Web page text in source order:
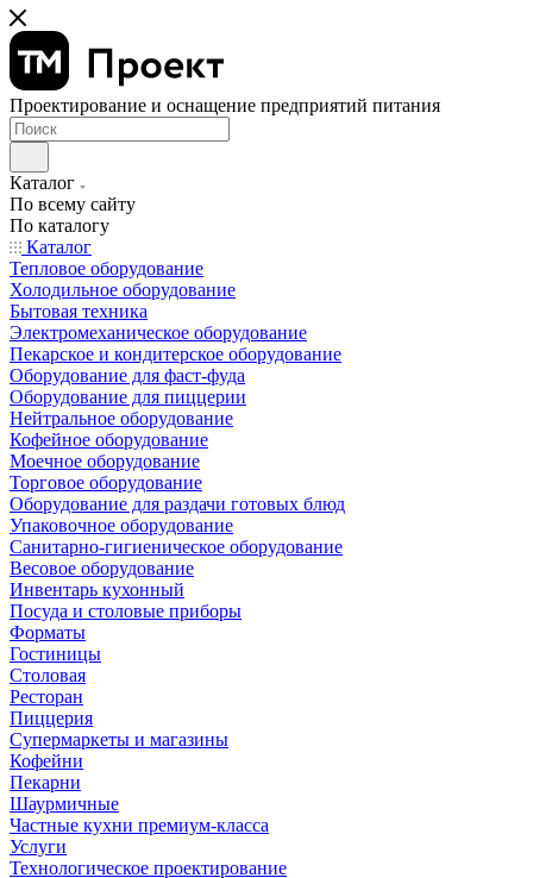
Проектирование и оснащение предприятий питания
Каталог
По всему сайту
По каталогу
Каталог
Тепловое оборудование
Холодильное оборудование
Бытовая техника
Электромеханическое оборудование
Пекарское и кондитерское оборудование
Оборудование для фаст-фуда
Оборудование для пиццерии
Нейтральное оборудование
Кофейное оборудование
Моечное оборудование
Торговое оборудование
Оборудование для раздачи готовых блюд
Упаковочное оборудование
Санитарно-гигиеническое оборудование
Весовое оборудование
Инвентарь кухонный
Посуда и столовые приборы
Форматы
Гостиницы
Столовая
Ресторан
Пиццерия
Супермаркеты и магазины
Кофейни
Пекарни
Шаурмичные
Частные кухни премиум-класса
Услуги
Технологическое проектирование